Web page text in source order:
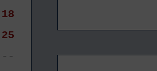
18
25
--